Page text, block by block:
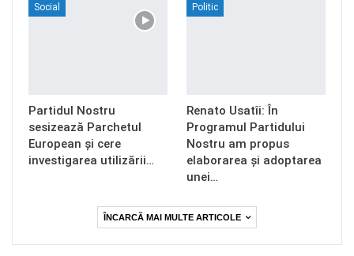
Social
Partidul Nostru
sesizează Parchetul
European și cere
investigarea utilizării…
Politic
Renato Usatîi: În
Programul Partidului
Nostru am propus
elaborarea și adoptarea
unei…
ÎNCARCĂ MAI MULTE ARTICOLE